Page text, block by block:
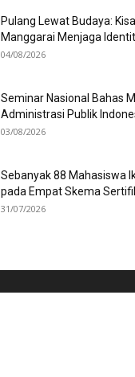
Pulang Lewat Budaya:
Manggarai Menjaga
04/08/2026
Seminar Nasional Bahas
Administrasi Publik
03/08/2026
Sebanyak 88 Mahasiswa
pada Empat Skema
31/07/2026